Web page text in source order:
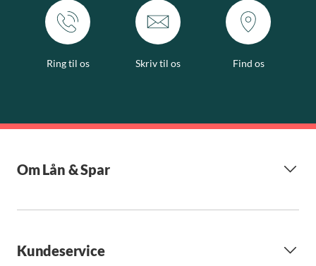
Ring til os Skriv til os Find os
Om Lån & Spar
Kundeservice